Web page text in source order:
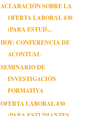
ACLARACIÓN SOBRE LA
OFERTA LABORAL #30
(PARA ESTUD...
HOY: CONFERENCIA DE
ACONTUAL
SEMINARIO DE
INVESTIGACIÓN
FORMATIVA
OFERTA LABORAL #30